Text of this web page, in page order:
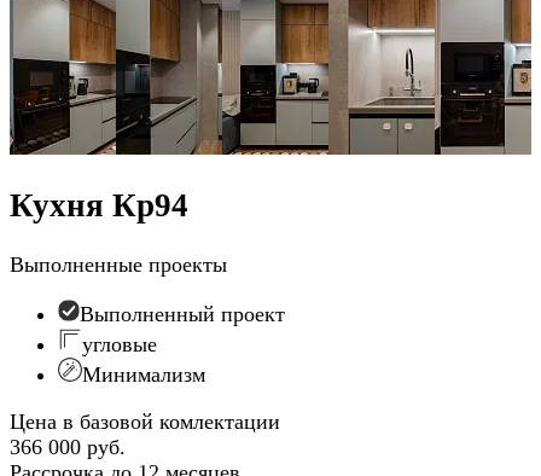
Кухня Кр94
Выполненные проекты
Выполненный проект
угловые
Минимализм
Цена в базовой комлектации
366 000 руб.